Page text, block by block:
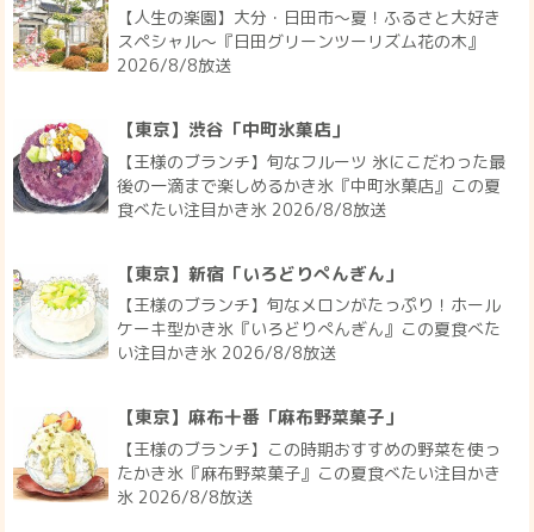
【人生の楽園】大分・日田市～夏！ふるさと大好き
スペシャル～『日田グリーンツーリズム花の木』
2026/8/8放送
【東京】渋谷「中町氷菓店」
【王様のブランチ】旬なフルーツ 氷にこだわった最
後の一滴まで楽しめるかき氷『中町氷菓店』この夏
食べたい注目かき氷 2026/8/8放送
【東京】新宿「いろどりぺんぎん」
【王様のブランチ】旬なメロンがたっぷり！ホール
ケーキ型かき氷『いろどりぺんぎん』この夏食べた
い注目かき氷 2026/8/8放送
【東京】麻布十番「麻布野菜菓子」
【王様のブランチ】この時期おすすめの野菜を使っ
たかき氷『麻布野菜菓子』この夏食べたい注目かき
氷 2026/8/8放送